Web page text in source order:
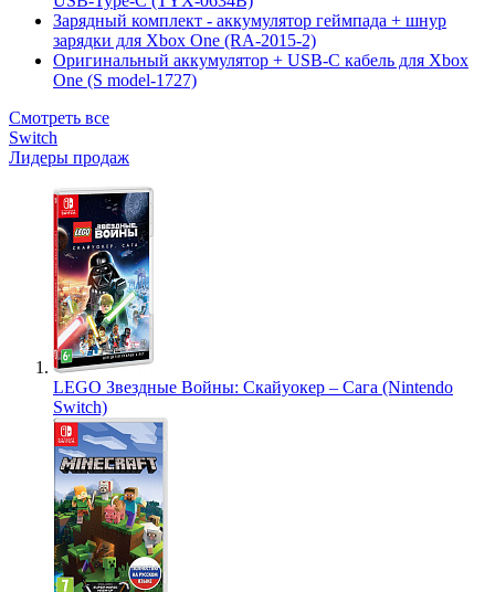
Зарядный комплект - аккумулятор геймпада + шнур
зарядки для Xbox One (RA-2015-2)
Оригинальный аккумулятор + USB-C кабель для Xbox
One (S model-1727)
Смотреть все
Switch
Лидеры продаж
LEGO Звездные Войны: Скайуокер – Сага (Nintendo
Switch)